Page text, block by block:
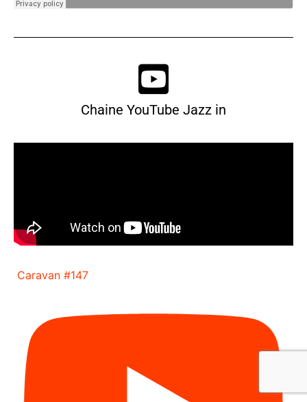
Chaine YouTube Jazz in
Caravan #147